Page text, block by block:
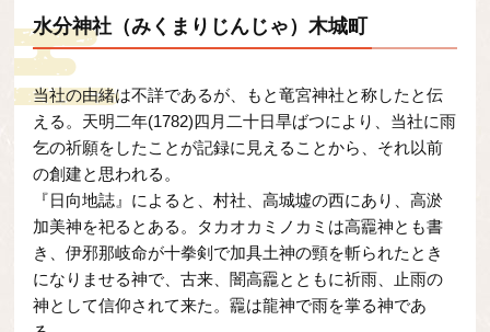
水分神社（みくまりじんじゃ）木城町
当社の由緒は不詳であるが、もと竜宮神社と称したと伝
える。天明二年(1782)四月二十日旱ばつにより、当社に雨
乞の祈願をしたことが記録に見えることから、それ以前
の創建と思われる。
『日向地誌』によると、村社、高城墟の西にあり、高淤
加美神を祀るとある。タカオカミノカミは高龗神とも書
き、伊邪那岐命が十拳剣で加具土神の頸を斬られたとき
になりませる神で、古来、闇高龗とともに祈雨、止雨の
神として信仰されて来た。龗は龍神で雨を掌る神であ